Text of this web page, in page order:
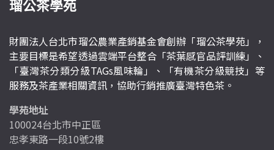
瑠公茶學苑
財團法人台北市瑠公農業產銷基金會創辦「瑠公茶學苑」，
主要目標是希望透過雲端平台整合「茶葉感官品評訓練」、
「臺灣茶分類分級TAGs風味輪」、「有機茶分級競技」等
服務及茶產業相關資訊，協助行銷推廣臺灣特色茶。
學苑地址
100024台北市中正區
忠孝東路一段10號2樓